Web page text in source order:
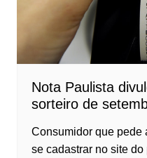
Nota Paulista
sorteiro de
Consumidor que pede
se cadastrar no site do